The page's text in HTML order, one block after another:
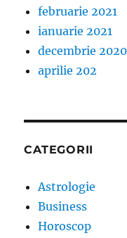
februarie 2021
ianuarie 2021
decembrie 2020
aprilie 202
CATEGORII
Astrologie
Business
Horoscop